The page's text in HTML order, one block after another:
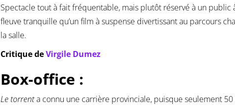
Spectacle tout à fait fréquentable, mais plutôt réservé à un public
fleuve tranquille qu’un film à suspense divertissant au parcours
la salle.
Critique deVirgile Dumez
Box-office :
Le torrenta connu une carrière provinciale, puisque seulement